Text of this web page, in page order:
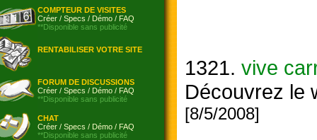
COMPTEUR DE VISITES
Créer / Specs / Démo / FAQ
**Disponible sans publicité
RENTABILISER VOTRE SITE
FORUM DE DISCUSSIONS
Créer / Specs / Démo / FAQ
**Disponible sans publicité
CHAT
Créer / Specs / Démo / FAQ
**Disponible sans publicité
1321. vive
Découvrez le
[8/5/2008]